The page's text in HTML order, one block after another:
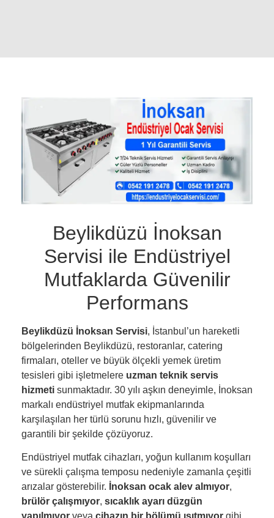
Beylikdüzü İnoksan
Servisi ile Endüstriyel
Mutfaklarda Güvenilir
Performans
Beylikdüzü İnoksan Servisi, İstanbul’un hareketli
bölgelerinden Beylikdüzü, restoranlar, catering
firmaları, oteller ve büyük ölçekli yemek üretim
tesisleri gibi işletmelere uzman teknik servis
hizmeti sunmaktadır. 30 yılı aşkın deneyimle, İnoksan
markalı endüstriyel mutfak ekipmanlarında
karşılaşılan her türlü sorunu hızlı, güvenilir ve
garantili bir şekilde çözüyoruz.
Endüstriyel mutfak cihazları, yoğun kullanım koşulları
ve sürekli çalışma temposu nedeniyle zamanla çeşitli
arızalar gösterebilir. İnoksan ocak alev almıyor,
brülör çalışmıyor, sıcaklık ayarı düzgün